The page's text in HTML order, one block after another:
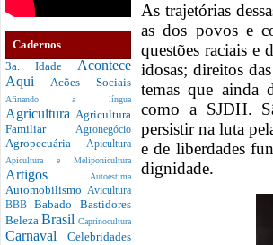
Cadernos
3a. Idade Acontece
Aqui Acões Sociais
Afinando a língua
Agricultura Agricultura
Familiar Agronegócio
Agropecuária Apicultura
Apicultura e Meliponicultura
Artigos Autoestima
Automobilismo Avicultura
BBBBabado Bastidores
Beleza Brasil Caprinocultura
Carnaval Celebridades
As trajetórias
as dos povos e
questões raciais e
idosas; direitos
temas que ainda
como a SJDH.
persistir na luta
e de liberdades
dignidade.